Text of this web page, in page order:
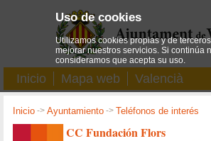
Inicio Mapa web Valencià
Inicio ->Ayuntamiento ->Teléfonos de interés
CC Fundación Flors
Uso de cookies
Utilizamos cookies propias y de
mejorar nuestros servicios. Si continúa
consideramos que acepta su uso.